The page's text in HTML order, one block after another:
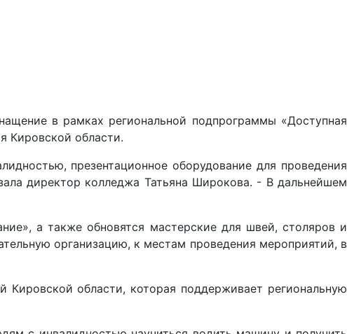
в рамках региональной подпрограммы «Доступная
Кировской области.
презентационное оборудование для проведения
директор колледжа Татьяна Широкова. - В дальнейшем
а также обновятся мастерские для швей, столяров и
организацию, к местам проведения мероприятий, в
области, которая поддерживает региональную